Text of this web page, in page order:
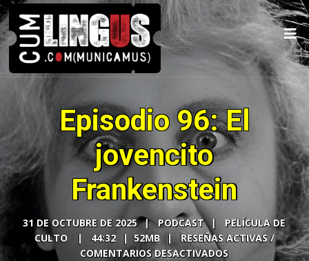
Episodio 96: El
jovencito
Frankenstein
31 DE OCTUBRE DE 2025 PODCAST
PELÍCULA DE
CULTO
44:32
52MB
COMENTARIOS DESACTIVADOS